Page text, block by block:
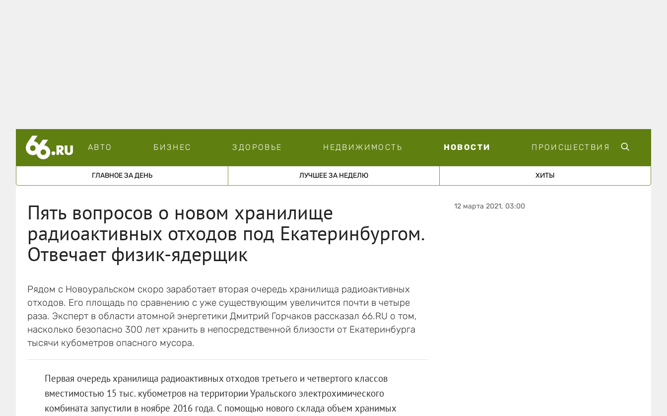
АВТО БИЗНЕС ЗДОРОВЬЕ НЕДВИЖИМОСТЬ НОВОСТИ ПРОИСШЕСТВИЯ
ГЛАВНОЕ ЗА ДЕНЬ ЛУЧШЕЕ ЗА НЕДЕЛЮ ХИТЫ
Пять вопросов о новом хранилище
радиоактивных отходов под Екатеринбургом.
Отвечает физик-ядерщик
Рядом с Новоуральском скоро заработает вторая очередь хранилища радиоактивных
отходов. Его площадь по сравнению с уже существующим увеличится почти в четыре
раза. Эксперт в области атомной энергетики Дмитрий Горчаков рассказал 66.RU о том,
насколько безопасно 300 лет хранить в непосредственной близости от Екатеринбурга
тысячи кубометров опасного мусора.
Первая очередь хранилища радиоактивных отходов третьего и четвертого классов
вместимостью 15 тыс. кубометров на территории Уральского электрохимического
комбината запустили в ноябре 2016 года. С помощью нового склада объем хранимых
12 марта 2021, 03:00